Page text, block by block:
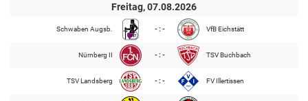
Freitag, 07.08.2026
Schwaben Augsb. - : - VfB Eichstätt
Nürnberg II - : - TSV Buchbach
TSV Landsberg - : - FV Illertissen